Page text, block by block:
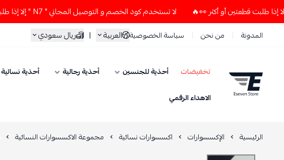
لا تستخدم كود الخصم و التوصيل المجاني " N7 " إلا إذا طلبت قطعتين أو أكثر 👀🔥
المدونة من نحن سياسة الخصوصية العربية | ريال سعودي
ESEVEN STORE
تخفيضات أحذية للجنسين أحذية رجالية أحذية نسائية
الاهداء الرقمي
الرئيسية الإكسسوارات اكسسوارات نسائية مجموعة الاكسسوارات النسائية